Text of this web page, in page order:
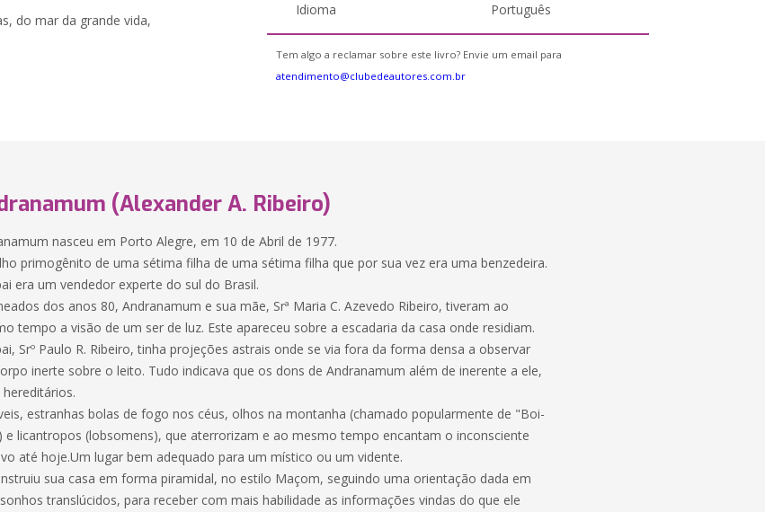
do mar da grande vida,
Idioma Português
Tem algo a reclamar sobre este livro? Envie um email para
atendimento@clubedeautores.com.br
(Alexander A. Ribeiro)
nasceu em Porto Alegre, em 10 de Abril de 1977.
primogênito de uma sétima filha de uma sétima filha que por sua vez era uma benzedeira.
era um vendedor experte do sul do Brasil.
dos anos 80, Andranamum e sua mãe, Srª Maria C. Azevedo Ribeiro, tiveram ao
tempo a visão de um ser de luz. Este apareceu sobre a escadaria da casa onde residiam.
Srº Paulo R. Ribeiro, tinha projeções astrais onde se via fora da forma densa a observar
inerte sobre o leito. Tudo indicava que os dons de Andranamum além de inerente a ele,
hereditários.
estranhas bolas de fogo nos céus, olhos na montanha (chamado popularmente de "Boi-
e licantropos (lobsomens), que aterrorizam e ao mesmo tempo encantam o inconsciente
até hoje.Um lugar bem adequado para um místico ou um vidente.
sua casa em forma piramidal, no estilo Maçom, seguindo uma orientação dada em
translúcidos, para receber com mais habilidade as informações vindas do que ele